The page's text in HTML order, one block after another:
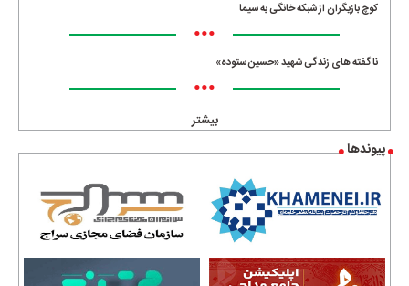
کوچ بازیگران از شبکه خانگی به سیما
•••
ناگفته های زندگی شهید «حسین ستوده»
•••
بیشتر
پیوندها